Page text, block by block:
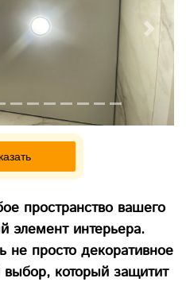
Next
пространство вашего
элемент интерьера.
не просто декоративное
который защитит